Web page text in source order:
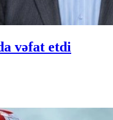
vəfat etdi